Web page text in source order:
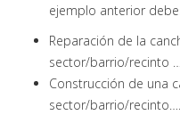
ejemplo anterior
Reparación de la
sector/barrio/recinto
Construcción de una
sector/barrio/